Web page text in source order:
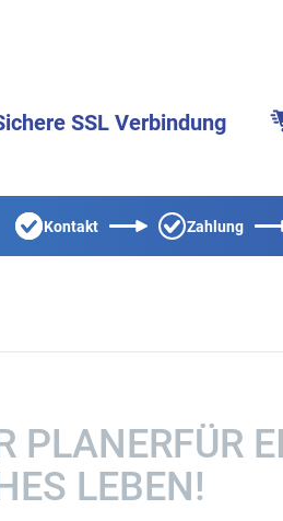
SSL Verbindung
Kontakt Zahlung
PLANERFÜR
LEBEN!